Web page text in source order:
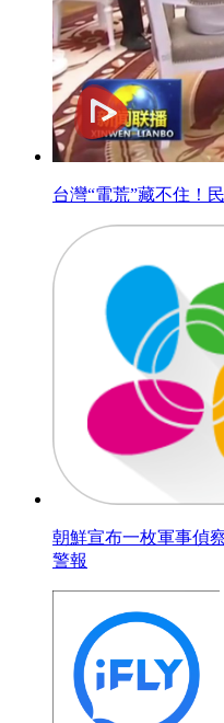
台灣“電荒”藏不住！
朝鮮宣布一枚軍事偵
警報